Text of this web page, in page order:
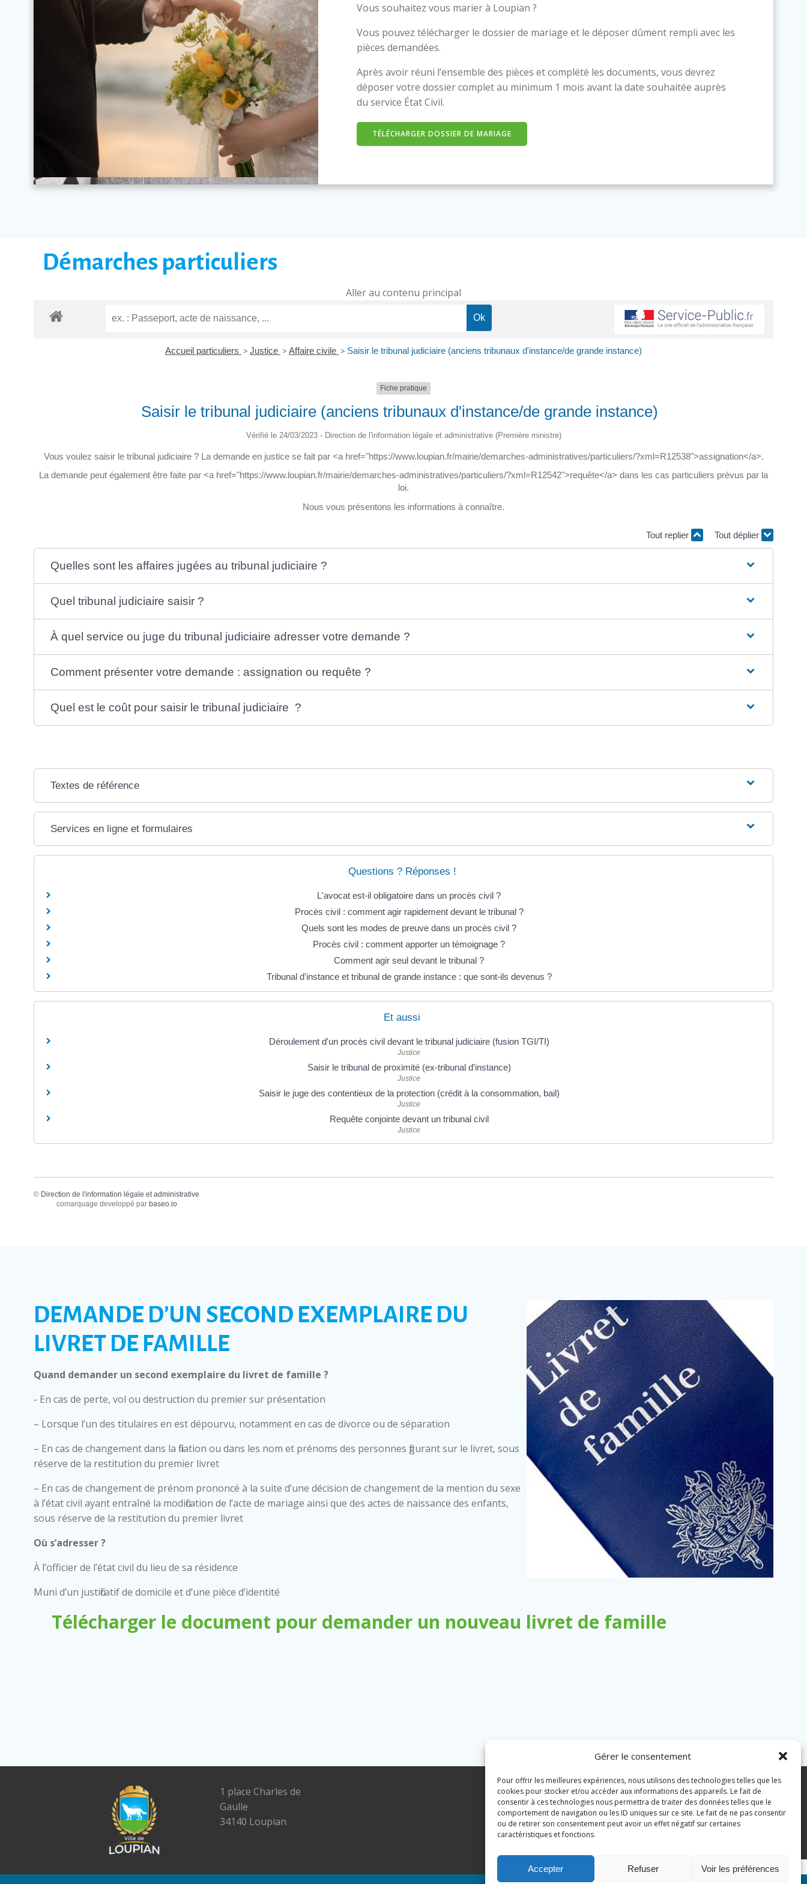
Gérer le consentement
Pour offrir les meilleures expériences, nous utilisons des technologies telles que les
cookies pour stocker et/ou accéder aux informations des appareils. Le fait de
consentir à ces technologies nous permettra de traiter des données telles que le
comportement de navigation ou les ID uniques sur ce site. Le fait de ne pas consentir
ou de retirer son consentement peut avoir un effet négatif sur certaines
caractéristiques et fonctions.
Accepter Refuser Voir les préférences
Vous souhaitez vous marier à Loupian ?
Vous pouvez télécharger le dossier de mariage et le déposer dûment rempli avec les
pièces demandées.
Après avoir réuni l’ensemble des pièces et complété les documents, vous devrez
déposer votre dossier complet au minimum 1 mois avant la date souhaitée auprès
du service État Civil.
TÉLÉCHARGER DOSSIER DE MARIAGE
Démarches particuliers
Aller au contenu principal
Accueil particuliers > Justice > Affaire civile > Saisir le tribunal judiciaire (anciens tribunaux d'instance/de grande instance)
Fiche pratique
Saisir le tribunal judiciaire (anciens tribunaux d'instance/de grande instance)
Vérifié le 24/03/2023 - Direction de l'information légale et administrative (Première ministre)
Vous voulez saisir le tribunal judiciaire ? La demande en justice se fait par <a href="https://www.loupian.fr/mairie/demarches-administratives/particuliers/?xml=R12538">assignation</a>.
La demande peut également être faite par <a href="https://www.loupian.fr/mairie/demarches-administratives/particuliers/?xml=R12542">requête</a> dans les cas particuliers prévus par la
loi.
Nous vous présentons les informations à connaître.
Tout replier Tout déplier
Quelles sont les affaires jugées au tribunal judiciaire ?
Quel tribunal judiciaire saisir ?
À quel service ou juge du tribunal judiciaire adresser votre demande ?
Comment présenter votre demande : assignation ou requête ?
Quel est le coût pour saisir le tribunal judiciaire ?
Textes de référence
Services en ligne et formulaires
Questions ? Réponses !
L'avocat est-il obligatoire dans un procès civil ?
Procès civil : comment agir rapidement devant le tribunal ?
Quels sont les modes de preuve dans un procès civil ?
Procès civil : comment apporter un témoignage ?
Comment agir seul devant le tribunal ?
Tribunal d'instance et tribunal de grande instance : que sont-ils devenus ?
Et aussi
Déroulement d'un procès civil devant le tribunal judiciaire (fusion TGI/TI)
Justice
Saisir le tribunal de proximité (ex-tribunal d'instance)
Justice
Saisir le juge des contentieux de la protection (crédit à la consommation, bail)
Justice
Requête conjointe devant un tribunal civil
Justice
© Direction de l'information légale et administrative
comarquage developpé par baseo.io
DEMANDE D’UN SECOND EXEMPLAIRE DU
LIVRET DE FAMILLE
Quand demander un second exemplaire du livret de famille ?
- En cas de perte, vol ou destruction du premier sur présentation
– Lorsque l’un des titulaires en est dépourvu, notamment en cas de divorce ou de séparation
– En cas de changement dans la filiation ou dans les nom et prénoms des personnes figurant sur le livret, sous
réserve de la restitution du premier livret
– En cas de changement de prénom prononcé à la suite d’une décision de changement de la mention du sexe
à l’état civil ayant entraîné la modification de l’acte de mariage ainsi que des actes de naissance des enfants,
sous réserve de la restitution du premier livret
Où s’adresser ?
À l’officier de l’état civil du lieu de sa résidence
Muni d’un justificatif de domicile et d’une pièce d’identité
Télécharger le document pour demander un nouveau livret de famille
1 place Charles de
Gaulle
34140 Loupian
Tél. : 04 67 43 82 07
E-mail :
mairie@loupian.fr
Mentions légales